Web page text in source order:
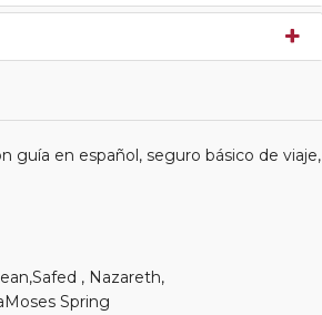
guía en español, seguro básico de viaje,
, Nazareth,
Spring